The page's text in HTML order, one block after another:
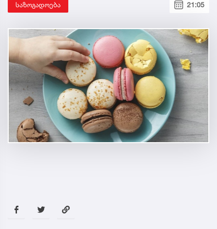
საზოგადოება 21:05